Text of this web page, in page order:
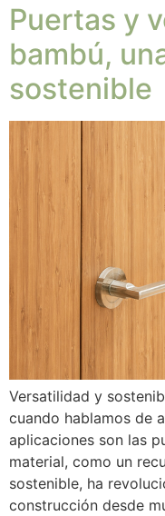
Puertas y
bambú,
sostenible
Versatilidad y
cuando hablamos de
aplicaciones son las
material, como un
sostenible, ha
construcción desde